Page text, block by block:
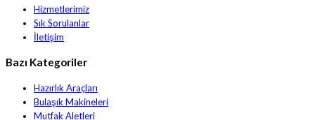
Hizmetlerimiz
Sık Sorulanlar
İletişim
Bazı Kategoriler
Hazırlık Araçları
Bulaşık Makineleri
Mutfak Aletleri